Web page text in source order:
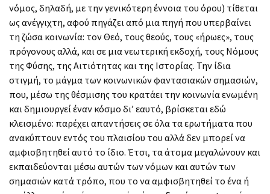
νόμος, δηλαδή, με την γενικότερη έννοια του όρου) τίθεται
ως ανέγγιχτη, αφού πηγάζει από μια πηγή που υπερβαίνει
τη ζώσα κοινωνία: τον Θεό, τους θεούς, τους «ήρωες», τους
πρόγονους αλλά, και σε μια νεωτερική εκδοχή, τους Νόμους
της Φύσης, της Αιτιότητας και της Ιστορίας. Την ίδια
στιγμή, το μάγμα των κοινωνικών φαντασιακών σημασιών,
που, μέσω της θέσμισης του κρατάει την κοινωνία ενωμένη
και δημιουργεί έναν κόσμο δι’ εαυτό, βρίσκεται εδώ
κλεισμένο: παρέχει απαντήσεις σε όλα τα ερωτήματα που
ανακύπτουν εντός του πλαισίου του αλλά δεν μπορεί να
αμφισβητηθεί αυτό το ίδιο. Έτσι, τα άτομα μεγαλώνουν και
εκπαιδεύονται μέσω αυτών των νόμων και αυτών των
σημασιών κατά τρόπο, που το να αμφισβητηθεί το ένα ή